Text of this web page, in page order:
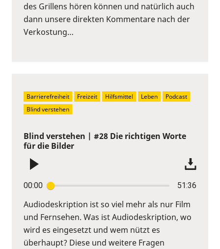
des Grillens hören können und natürlich auch
dann unsere direkten Kommentare nach der
Verkostung…
Blind verstehen | #28 Die richtigen Worte
für die Bilder
00:00 51:36
Audiodeskription ist so viel mehr als nur Film
und Fernsehen. Was ist Audiodeskription, wo
wird es eingesetzt und wem nützt es
überhaupt? Diese und weitere Fragen
Barrierefreiheit Freizeit Hilfsmittel Leben
Podcast
Blind verstehen